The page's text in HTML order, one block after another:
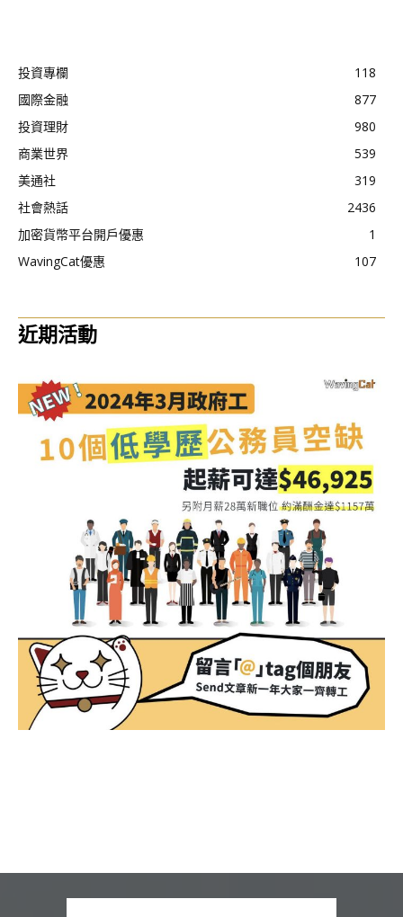
投資專欄
118
國際金融
877
投資理財
980
商業世界
539
美通社
319
社會熱話
2436
加密貨幣平台開戶優惠
1
WavingCat優惠
107
近期活動